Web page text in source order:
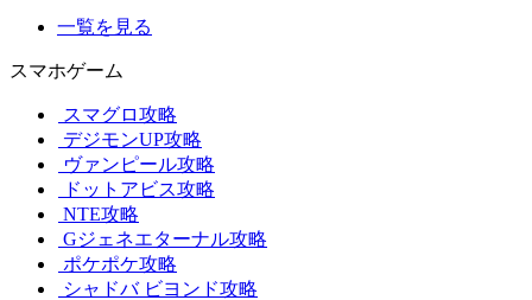
一覧を見る
スマホゲーム
スマグロ攻略
デジモンUP攻略
ヴァンピール攻略
ドットアビス攻略
NTE攻略
Gジェネエターナル攻略
ポケポケ攻略
シャドバ ビヨンド攻略